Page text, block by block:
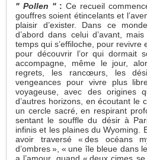
" Pollen ":Ce recueil
gouffres soient étincelants et
plaisir d’exister. Dans ce
d’abord dans celui d’avant,
temps qui s’effiloche, pour revivre
pour découvrir l’or qui dormait
accompagne, même le jour,
regrets, les rancœurs, les
vengeances pour vivre plus
voyageuse, avec des origines
d’autres horizons, en écoutant le
un cercle sacré, en respirant
sentant le souffle du désir à
infinis et les plaines du Wyoming.
avoir traversé « des océans
d’ombres », « une île bleue dans
a l’amour, quand « deux cimes